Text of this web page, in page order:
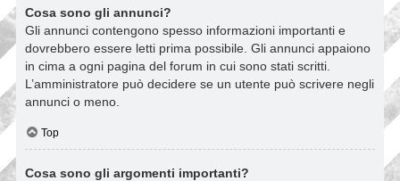
Cosa sono gli annunci?
Gli annunci contengono spesso informazioni importanti e
dovrebbero essere letti prima possibile. Gli annunci appaiono
in cima a ogni pagina del forum in cui sono stati scritti.
L’amministratore può decidere se un utente può scrivere negli
annunci o meno.
Top
Cosa sono gli argomenti importanti?